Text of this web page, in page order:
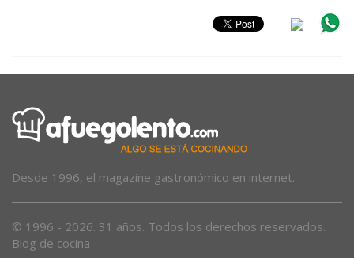
Desde 1996, el magazine gastronómico en internet.
© 1996 - 2026. 31 años. Todos los derechos reservados.
Blog de cocina